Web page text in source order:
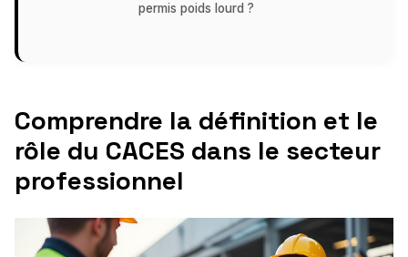
permis poids lourd ?
Comprendre la définition et le
rôle du CACES dans le secteur
professionnel